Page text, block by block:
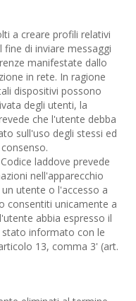
a creare profili relativi
di inviare messaggi
manifestate dallo
in rete. In ragione
dispositivi possono
degli utenti, la
che l'utente debba
sull'uso degli stessi ed
laddove prevede
nell'apparecchio
utente o l'accesso a
consentiti unicamente a
abbia espresso il
informato con le
13, comma 3' (art.